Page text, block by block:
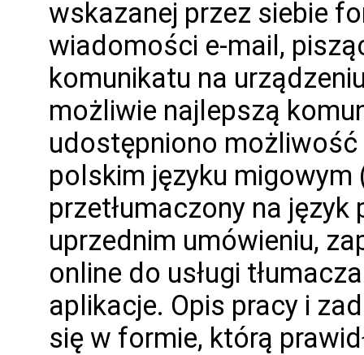
wskazanej przez siebie
wiadomości e-mail,
komunikatu na
możliwie najlepszą
udostępniono
polskim języku
przetłumaczony na
uprzednim umówieniu,
online do usługi
aplikacje. Opis pracy i
się w formie, którą